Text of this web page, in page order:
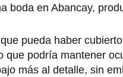
boda en Abancay,
pueda haber
que podría mantener
más al detalle, sin